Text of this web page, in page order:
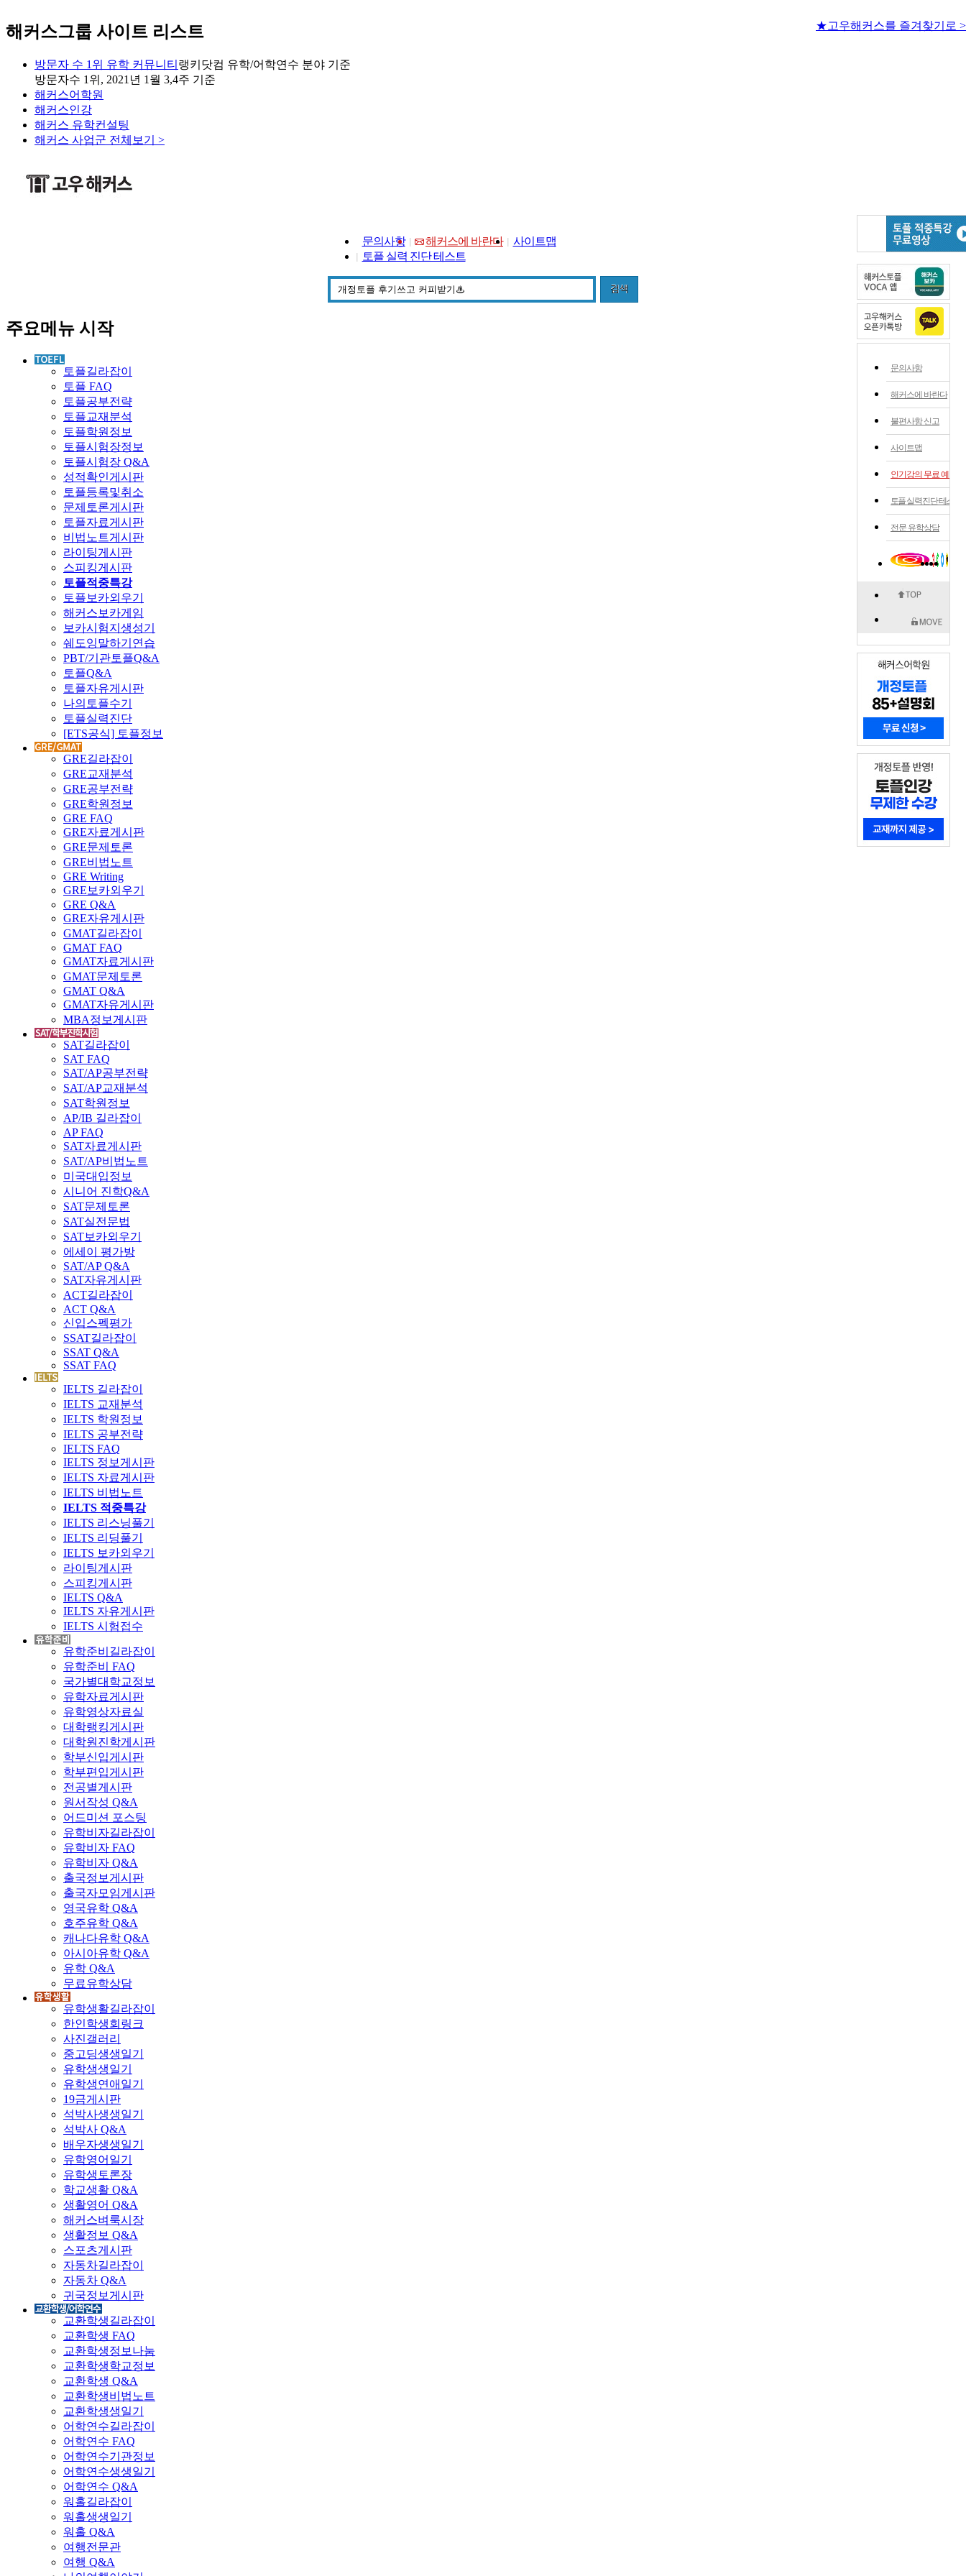
해커스그룹 사이트 리스트
방문자 수 1위 유학 커뮤니티 랭키닷컴 유학/어학연수 분야 기준
방문자수 1위, 2021년 1월 3,4주 기준
해커스어학원
해커스인강
해커스 유학컨설팅
해커스 사업군 전체보기 >
문의사항 해커스에 바란다
사이트맵
토플 실력 진단 테스트
★고우해커스를 즐겨찾기로 >
검색
주요메뉴 시작
토플길라잡이
토플 FAQ
토플공부전략
토플교재분석
토플학원정보
토플시험장정보
토플시험장 Q&A
성적확인게시판
토플등록및취소
문제토론게시판
토플자료게시판
비법노트게시판
라이팅게시판
스피킹게시판
토플적중특강
토플보카외우기
해커스보카게임
보카시험지생성기
쉐도잉말하기연습
PBT/기관토플Q&A
토플Q&A
토플자유게시판
나의토플수기
토플실력진단
[ETS공식] 토플정보
GRE길라잡이
GRE교재분석
GRE공부전략
GRE학원정보
GRE FAQ
GRE자료게시판
GRE문제토론
GRE비법노트
GRE Writing
GRE보카외우기
GRE Q&A
GRE자유게시판
GMAT길라잡이
GMAT FAQ
GMAT자료게시판
GMAT문제토론
GMAT Q&A
GMAT자유게시판
MBA정보게시판
SAT길라잡이
SAT FAQ
SAT/AP공부전략
SAT/AP교재분석
SAT학원정보
AP/IB 길라잡이
AP FAQ
SAT자료게시판
SAT/AP비법노트
미국대입정보
시니어 진학Q&A
SAT문제토론
SAT실전문법
SAT보카외우기
에세이 평가방
SAT/AP Q&A
SAT자유게시판
ACT길라잡이
ACT Q&A
신입스펙평가
SSAT길라잡이
SSAT Q&A
SSAT FAQ
IELTS 길라잡이
IELTS 교재분석
IELTS 학원정보
IELTS 공부전략
IELTS FAQ
IELTS 정보게시판
IELTS 자료게시판
IELTS 비법노트
IELTS 적중특강
IELTS 리스닝풀기
IELTS 리딩풀기
IELTS 보카외우기
라이팅게시판
스피킹게시판
IELTS Q&A
IELTS 자유게시판
IELTS 시험접수
유학준비길라잡이
유학준비 FAQ
국가별대학교정보
유학자료게시판
유학영상자료실
대학랭킹게시판
대학원진학게시판
학부신입게시판
학부편입게시판
전공별게시판
원서작성 Q&A
어드미션 포스팅
유학비자길라잡이
유학비자 FAQ
유학비자 Q&A
출국정보게시판
출국자모임게시판
영국유학 Q&A
호주유학 Q&A
캐나다유학 Q&A
아시아유학 Q&A
유학 Q&A
무료유학상담
유학생활길라잡이
한인학생회링크
사진갤러리
중고딩생생일기
유학생생일기
유학생연애일기
19금게시판
석박사생생일기
석박사 Q&A
배우자생생일기
유학영어일기
유학생토론장
학교생활 Q&A
생활영어 Q&A
해커스벼룩시장
생활정보 Q&A
스포츠게시판
자동차길라잡이
자동차 Q&A
귀국정보게시판
교환학생길라잡이
교환학생 FAQ
교환학생정보나눔
교환학생학교정보
교환학생 Q&A
교환학생비법노트
교환학생생일기
어학연수길라잡이
어학연수 FAQ
어학연수기관정보
어학연수생생일기
어학연수 Q&A
워홀길라잡이
워홀생생일기
워홀 Q&A
여행전문관
여행 Q&A
문의사항
해커스에 바란다
불편사항 신고
사이트맵
인기강의 무료 예약
토플 실력 진단 테스트
전문 유학상담